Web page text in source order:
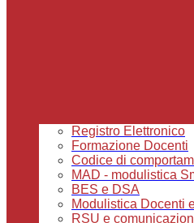
Registro Elettronico
Formazione Docenti
Codice di
MAD - modulistica
BES e DSA
Modulistica Docenti
RSU e